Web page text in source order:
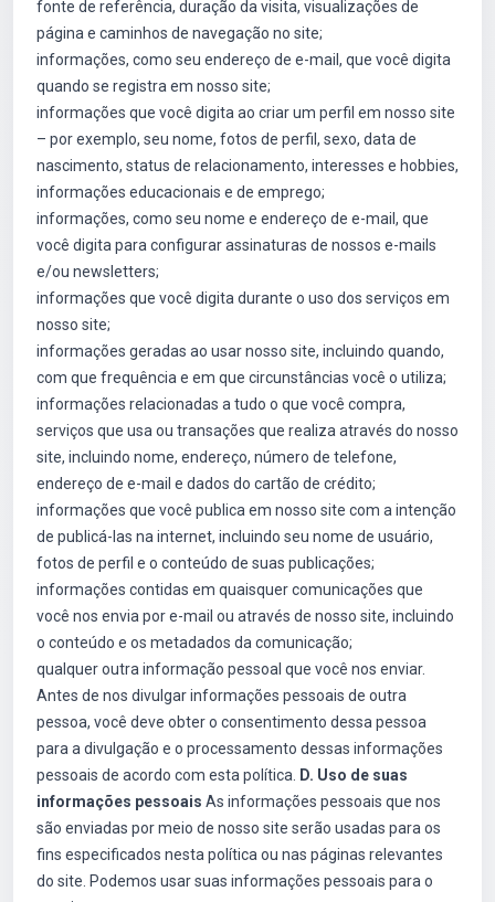
fonte de referência, duração da visita, visualizações de
página e caminhos de navegação no site;
informações, como seu endereço de e-mail, que você digita
quando se registra em nosso site;
informações que você digita ao criar um perfil em nosso site
– por exemplo, seu nome, fotos de perfil, sexo, data de
nascimento, status de relacionamento, interesses e hobbies,
informações educacionais e de emprego;
informações, como seu nome e endereço de e-mail, que
você digita para configurar assinaturas de nossos e-mails
e/ou newsletters;
informações que você digita durante o uso dos serviços em
nosso site;
informações geradas ao usar nosso site, incluindo quando,
com que frequência e em que circunstâncias você o utiliza;
informações relacionadas a tudo o que você compra,
serviços que usa ou transações que realiza através do nosso
site, incluindo nome, endereço, número de telefone,
endereço de e-mail e dados do cartão de crédito;
informações que você publica em nosso site com a intenção
de publicá-las na internet, incluindo seu nome de usuário,
fotos de perfil e o conteúdo de suas publicações;
informações contidas em quaisquer comunicações que
você nos envia por e-mail ou através de nosso site, incluindo
o conteúdo e os metadados da comunicação;
qualquer outra informação pessoal que você nos enviar.
Antes de nos divulgar informações pessoais de outra
pessoa, você deve obter o consentimento dessa pessoa
para a divulgação e o processamento dessas informações
pessoais de acordo com esta política.
D. Uso de suas
informações pessoais As informações pessoais que nos
são enviadas por meio de nosso site serão usadas para os
fins especificados nesta política ou nas páginas relevantes
do site. Podemos usar suas informações pessoais para o